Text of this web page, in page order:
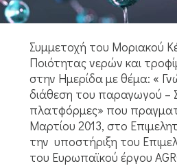
Συμμετοχή του Μοριακού
Ποιότητας νερών και
στην Ημερίδα με θέμα: «
διάθεση του παραγωγού –
πλατφόρμες» που
Μαρτίου 2013, στο
την υποστήριξη του
του Ευρωπαϊκού έργου